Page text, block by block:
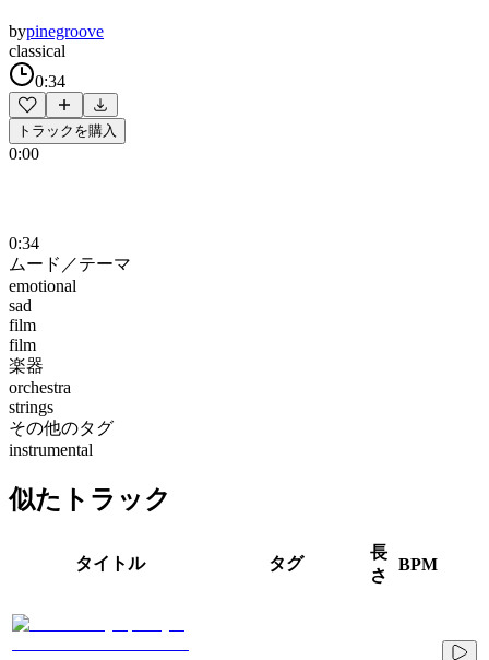
bypinegroove
classical
0:34
トラックを購入
0:00
0:34
ムード／テーマ
emotional
sad
film
film
楽器
orchestra
strings
その他のタグ
instrumental
似たトラック
タイトル タグ
長
さ
BPM